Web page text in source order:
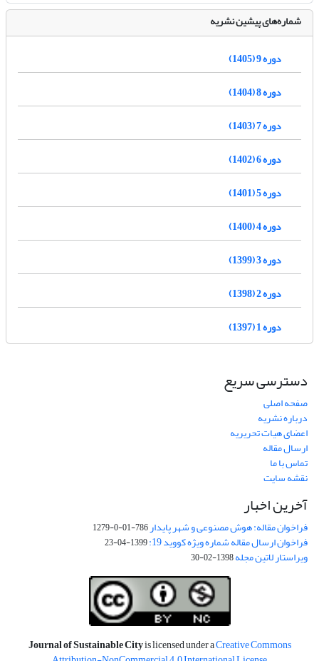
شماره‌های پیشین نشریه
دوره 9 (1405)
دوره 8 (1404)
دوره 7 (1403)
دوره 6 (1402)
دوره 5 (1401)
دوره 4 (1400)
دوره 3 (1399)
دوره 2 (1398)
دوره 1 (1397)
دسترسی سریع
صفحه اصلی
درباره نشریه
اعضای هیات تحریریه
ارسال مقاله
تماس با ما
نقشه سایت
آخرین اخبار
فراخوان مقاله: هوش مصنوعی و شهر پایدار786-01-0-1279
فراخوان ارسال مقاله شماره ویژه کووید 19: 1399-04-23
ویراستار لاتین مجله1398-02-30
Journal of Sustainable Cityis licensed under aCreative Commons